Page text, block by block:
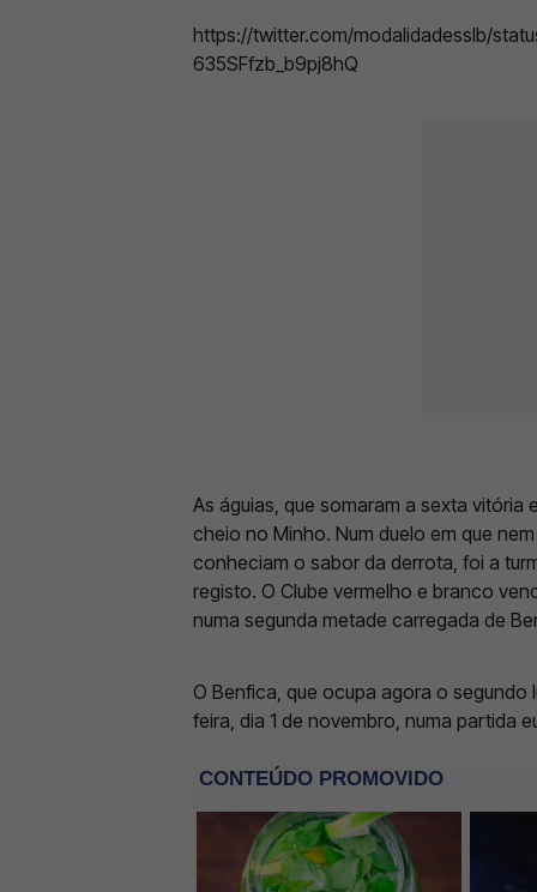
https://twitter.com/modalidadesslb/
635SFfzb_b9pj8hQ
As águias, que somaram a sexta
cheio no Minho. Num duelo em que
conheciam o sabor da derrota, foi a
registo. O Clube vermelho e branco
numa segunda metade carregada de
O Benfica, que ocupa agora o
feira, dia 1 de novembro, numa partida